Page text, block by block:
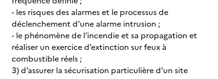
- les risques des alarmes et le processus de
déclenchement d’une alarme intrusion ;
- le phénomène de l’incendie et sa propagation et
réaliser un exercice d’extinction sur feux à
combustible réels ;
3) d’assurer la sécurisation particulière d’un site